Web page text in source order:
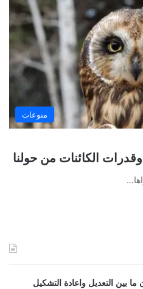
منوعات
الكائنات من حولنا
بين التعديل واعادة التشكيل